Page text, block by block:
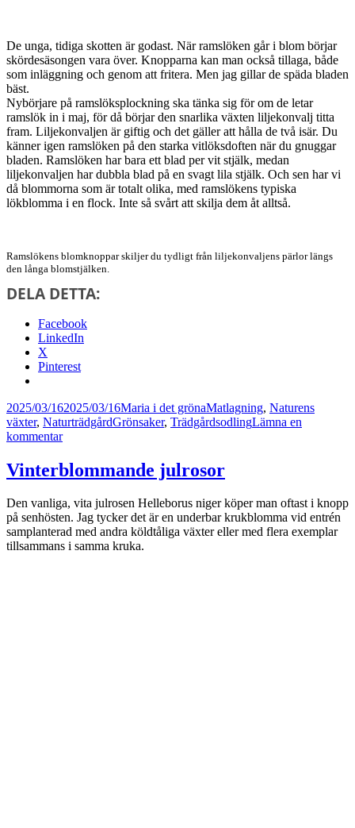
De unga, tidiga skotten är godast. När ramslöken går i blom börjar
skördesäsongen vara över. Knopparna kan man också tillaga, både
som inläggning och genom att fritera. Men jag gillar de späda bladen
bäst.
Nybörjare på ramslöksplockning ska tänka sig för om de letar
ramslök in i maj, för då börjar den snarlika växten liljekonvalj titta
fram. Liljekonvaljen är giftig och det gäller att hålla de två isär. Du
känner igen ramslöken på den starka vitlöksdoften när du gnuggar
bladen. Ramslöken har bara ett blad per vit stjälk, medan
liljekonvaljen har dubbla blad på en svagt lila stjälk. Och sen har vi
då blommorna som är totalt olika, med ramslökens typiska
lökblomma i en flock. Inte så svårt att skilja dem åt alltså.
Ramslökens blomknoppar skiljer du tydligt från liljekonvaljens pärlor längs
den långa blomstjälken.
DELA DETTA:
Facebook
LinkedIn
X
Pinterest
Postat
2025/03/162025/03/16Författare
Maria i det grönaKategorier
Matlagning, Naturens
växter, NaturträdgårdTaggar
Grönsaker, TrädgårdsodlingLämna en
kommentartill
plocka
ramslök
naturen
och
odla
den
Vinterblommande julrosor
Den vanliga, vita julrosen Helleborus niger köper man oftast i knopp
på senhösten. Jag tycker det är en underbar krukblomma vid entrén
samplanterad med andra köldtåliga växter eller med flera exemplar
tillsammans i samma kruka.